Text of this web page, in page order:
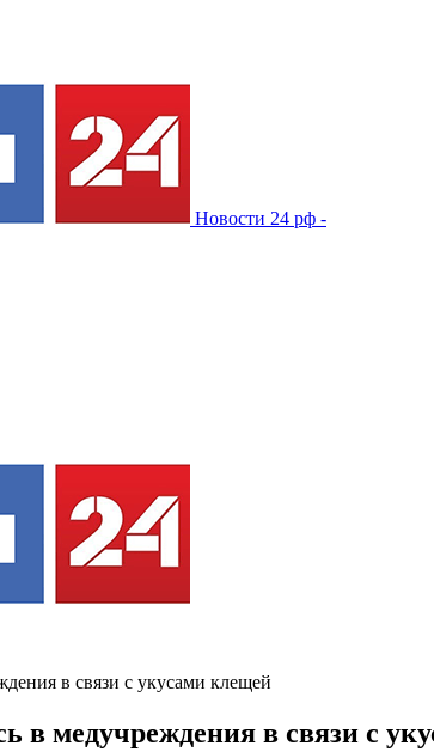
Новости 24 рф -
в связи с укусами клещей
в медучреждения в связи с